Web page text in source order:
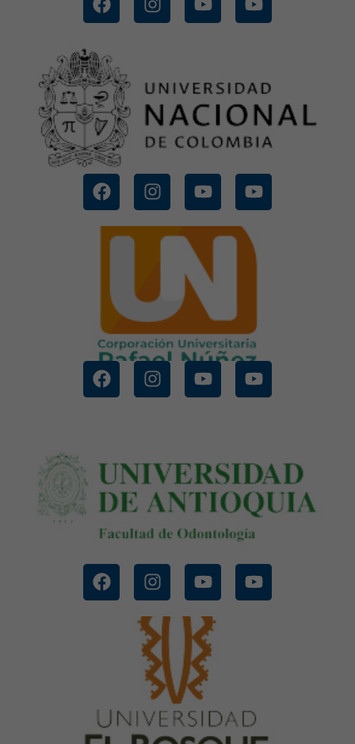
UNIVERSIDAD NACIONAL DE
COLOMBIA
CONOCE MÁS
UNIVERSIDAD RAFAEL NUÑES
CONOCE MÁS
UNIVERSIDAD DE ANTIOQUIA
CONOCE MÁS
UNIVERSIDAD EL BOSQUE
CONOCE MÁS